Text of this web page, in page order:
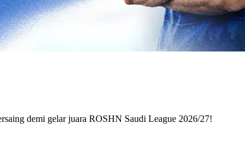
demi gelar juara ROSHN Saudi League 2026/27!